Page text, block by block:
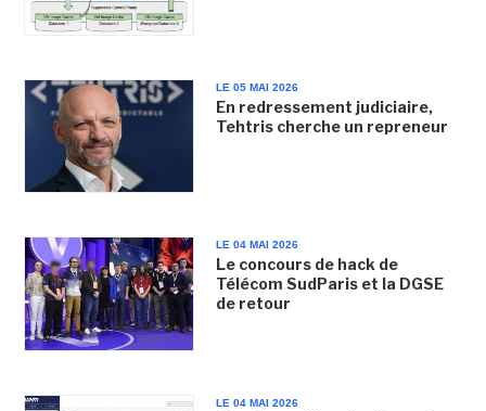
LE 05 MAI 2026
En redressement judiciaire,
Tehtris cherche un repreneur
LE 04 MAI 2026
Le concours de hack de
Télécom SudParis et la DGSE
de retour
LE 04 MAI 2026